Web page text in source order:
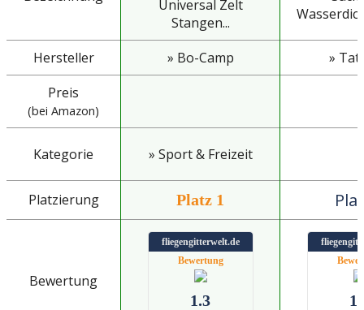
Universal Zelt
Stangen...
Hersteller » Bo-Camp
»
Preis
(bei Amazon)
Kategorie » Sport & Freizeit
Platzierung Platz 1
Bewertung
fliegengitterwelt.de
Bewertung
1.3